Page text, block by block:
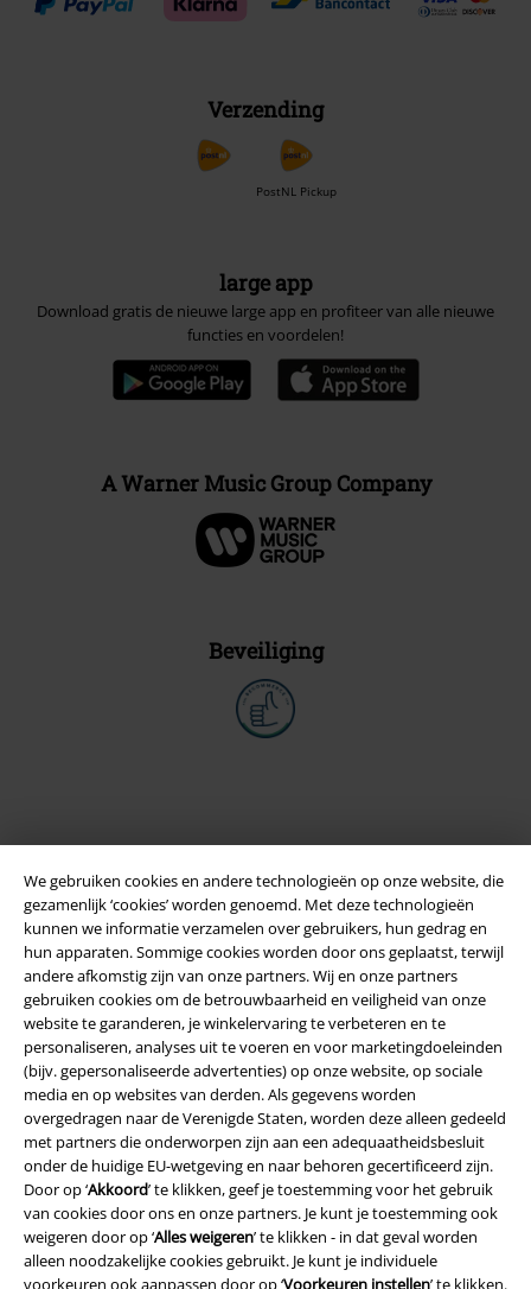
We gebruiken cookies en andere technologieën op onze website, die
gezamenlijk ‘cookies’ worden genoemd. Met deze technologieën
kunnen we informatie verzamelen over gebruikers, hun gedrag en
hun apparaten. Sommige cookies worden door ons geplaatst, terwijl
andere afkomstig zijn van onze partners. Wij en onze partners
gebruiken cookies om de betrouwbaarheid en veiligheid van onze
website te garanderen, je winkelervaring te verbeteren en te
personaliseren, analyses uit te voeren en voor marketingdoeleinden
(bijv. gepersonaliseerde advertenties) op onze website, op sociale
media en op websites van derden. Als gegevens worden
overgedragen naar de Verenigde Staten, worden deze alleen gedeeld
met partners die onderworpen zijn aan een adequaatheidsbesluit
onder de huidige EU-wetgeving en naar behoren gecertificeerd zijn.
Door op ‘Akkoord’ te klikken, geef je toestemming voor het gebruik
van cookies door ons en onze partners. Je kunt je toestemming ook
weigeren door op ‘Alles weigeren’ te klikken - in dat geval worden
alleen noodzakelijke cookies gebruikt. Je kunt je individuele
voorkeuren ook aanpassen door op ‘Voorkeuren instellen’ te klikken.
Verzending
PostNL Pickup
large app
Download gratis de nieuwe large app en profiteer van alle nieuwe
functies en voordelen!
A Warner Music Group Company
Beveiliging
Legal
Algemene Voorwaarden
Bedrijfsgegevens
Privacyverklaring
Verklaring van conformiteit
Informatie over toegankelijkheid